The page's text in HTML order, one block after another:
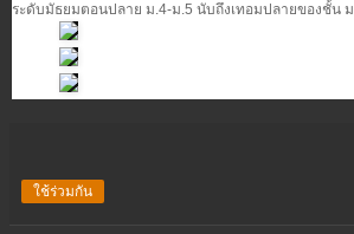
ระดับมัธยมตอนปลาย ม.4-ม.5 นับถึงเทอมปลายของชั้น
ใช้ร่วมกัน